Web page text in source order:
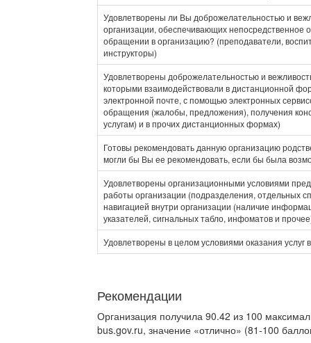
Удовлетворены ли Вы доброжелательностью и
организации, обеспечивающих непосредственное
обращении в организацию? (преподаватели,
инструкторы)
Удовлетворены доброжелательностью и
которыми взаимодействовали в дистанционной
электронной почте, с помощью электронных
обращения (жалобы, предложения), получения
услугам) и в прочих дистанционных формах)
Готовы рекомендовать данную организацию
могли бы Вы ее рекомендовать, если бы была
Удовлетворены организационными условиями
работы организации (подразделения, отдельных
навигацией внутри организации (наличие
указателей, сигнальных табло, инфоматов и
Удовлетворены в целом условиями оказания услуг
Рекомендации
Организация получила 90.42 из 100
bus.gov.ru, значение «отлично» (81-100